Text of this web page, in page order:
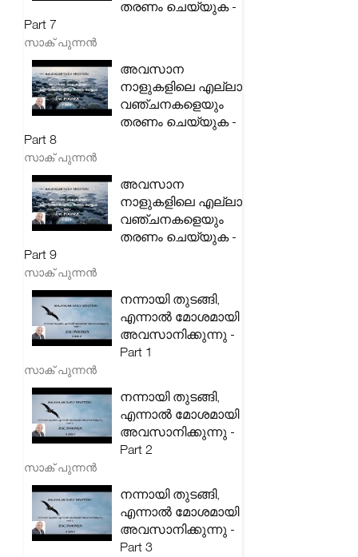
തരണം ചെയ്യുക -
Part 7
സാക് പുന്നൻ
അവസാന
നാളുകളിലെ എല്ലാ
വഞ്ചനകളെയും
തരണം ചെയ്യുക -
Part 8
സാക് പുന്നൻ
അവസാന
നാളുകളിലെ എല്ലാ
വഞ്ചനകളെയും
തരണം ചെയ്യുക -
Part 9
സാക് പുന്നൻ
നന്നായി തുടങ്ങി,
എന്നാൽ മോശമായി
അവസാനിക്കുന്നു -
Part 1
സാക് പുന്നൻ
നന്നായി തുടങ്ങി,
എന്നാൽ മോശമായി
അവസാനിക്കുന്നു -
Part 2
സാക് പുന്നൻ
നന്നായി തുടങ്ങി,
എന്നാൽ മോശമായി
അവസാനിക്കുന്നു -
Part 3